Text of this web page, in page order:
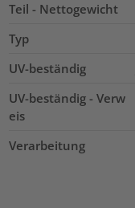
Teil - Nettogewicht
Typ
UV-beständig
UV-beständig - Verw
eis
Verarbeitung